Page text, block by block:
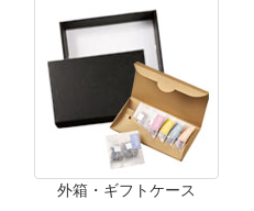
外箱・ギフトケース